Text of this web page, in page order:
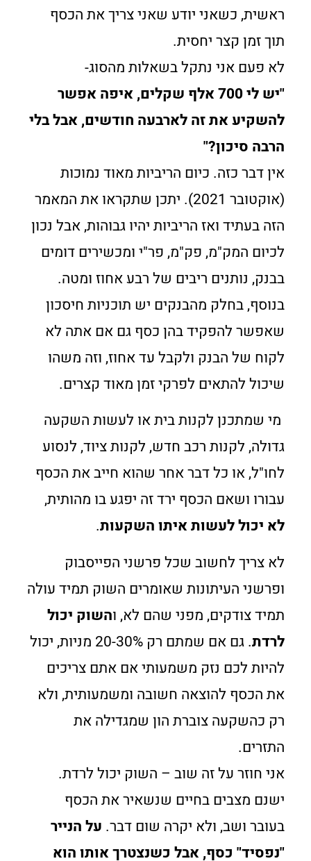
ראשית, כשאני יודע שאני צריך את הכסף
תוך זמן קצר יחסית.
לא פעם אני נתקל בשאלות מהסוג-
"יש לי 700 אלף שקלים, איפה אפשר
להשקיע את זה לארבעה חודשים, אבל בלי
הרבה סיכון?"
אין דבר כזה. כיום הריביות מאוד נמוכות
(אוקטובר 2021). יתכן שתקראו את המאמר
הזה בעתיד ואז הריביות יהיו גבוהות, אבל נכון
לכיום המק"מ, פק"מ, פר"י ומכשירים דומים
בבנק, נותנים ריבים של רבע אחוז ומטה.
בנוסף, בחלק מהבנקים יש תוכניות חיסכון
שאפשר להפקיד בהן כסף גם אם אתה לא
לקוח של הבנק ולקבל עד אחוז, וזה משהו
שיכול להתאים לפרקי זמן מאוד קצרים.
מי שמתכנן לקנות בית או לעשות השקעה
גדולה, לקנות רכב חדש, לקנות ציוד, לנסוע
לחו"ל, או כל דבר אחר שהוא חייב את הכסף
עבורו ושאם הכסף ירד זה יפגע בו מהותית,
לא יכול לעשות איתו השקעות.
לא צריך לחשוב שכל פרשני הפייסבוק
ופרשני העיתונות שאומרים השוק תמיד עולה
תמיד צודקים, מפני שהם לא, והשוק יכול
לרדת
. גם אם שמתם רק 20-30% מניות, יכול
להיות לכם נזק משמעותי אם אתם צריכים
את הכסף להוצאה חשובה ומשמעותית, ולא
רק כהשקעה צוברת הון שמגדילה את
התזרים.
אני חוזר על זה שוב – השוק יכול לרדת.
ישנם מצבים בחיים שנשאיר את הכסף
בעובר ושב, ולא יקרה שום דבר. על הנייר
"נפסיד" כסף, אבל כשנצטרך אותו הוא